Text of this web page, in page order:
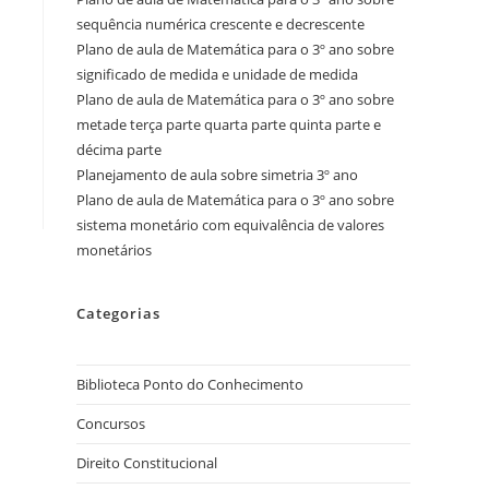
sequência numérica crescente e decrescente
Plano de aula de Matemática para o 3º ano sobre
significado de medida e unidade de medida
Plano de aula de Matemática para o 3º ano sobre
metade terça parte quarta parte quinta parte e
décima parte
Planejamento de aula sobre simetria 3º ano
Plano de aula de Matemática para o 3º ano sobre
sistema monetário com equivalência de valores
monetários
Categorias
Biblioteca Ponto do Conhecimento
Concursos
Direito Constitucional